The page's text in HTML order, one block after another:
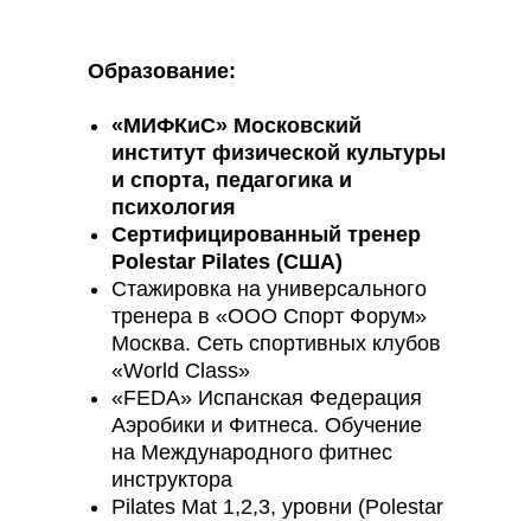
Образование:
«МИФКиС» Московский
институт физической культуры
и спорта, педагогика и
психология
Сертифицированный тренер
Polestar Pilates (США)
Стажировка на универсального
тренера в «ООО Спорт Форум»
Москва. Сеть спортивных клубов
«World Class»
«FEDA» Испанская Федерация
Аэробики и Фитнеса. Обучение
на Международного фитнес
инструктора
Pilates Mat 1,2,3, уровни (Polestar